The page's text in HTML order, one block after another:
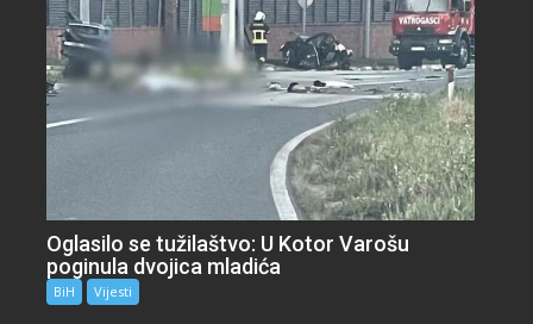
Oglasilo se tužilaštvo: U Kotor Varošu
poginula dvojica mladića
BiH Vijesti